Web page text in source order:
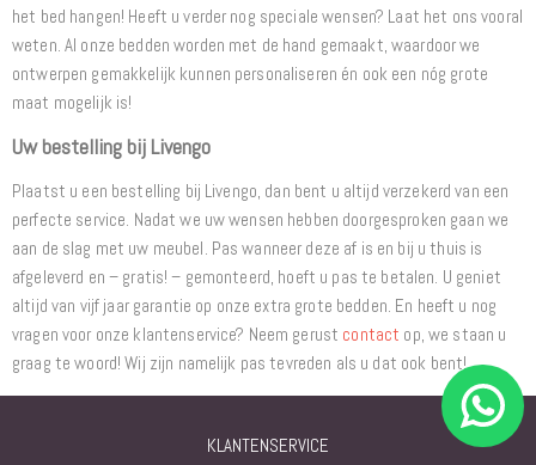
het bed hangen! Heeft u verder nog speciale wensen? Laat het ons vooral
weten. Al onze bedden worden met de hand gemaakt, waardoor we
ontwerpen gemakkelijk kunnen personaliseren én ook een nóg grote
maat mogelijk is!
Uw bestelling bij Livengo
Plaatst u een bestelling bij Livengo, dan bent u altijd verzekerd van een
perfecte service. Nadat we uw wensen hebben doorgesproken gaan we
aan de slag met uw meubel. Pas wanneer deze af is en bij u thuis is
afgeleverd en – gratis! – gemonteerd, hoeft u pas te betalen. U geniet
altijd van vijf jaar garantie op onze extra grote bedden. En heeft u nog
vragen voor onze klantenservice? Neem gerust contact op, we staan u
graag te woord! Wij zijn namelijk pas tevreden als u dat ook bent!
KLANTENSERVICE